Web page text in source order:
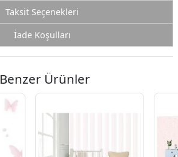
Taksit Seçenekleri
İade Koşulları
Benzer Ürünler